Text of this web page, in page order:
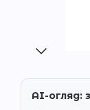
AI-огляд: